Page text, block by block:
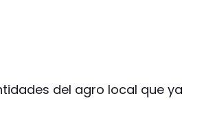
del agro local que ya